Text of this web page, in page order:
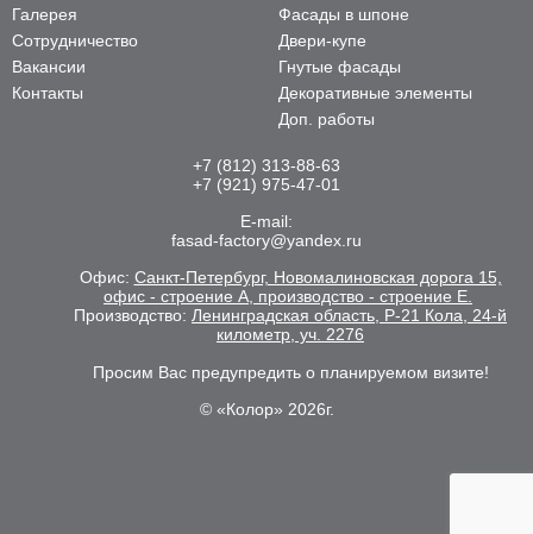
Галерея
Сотрудничество
Вакансии
Контакты
Фасады в шпоне
Двери-купе
Гнутые фасады
Декоративные элементы
Доп. работы
+7 (812) 313-88-63
+7 (921) 975-47-01
E-mail:
fasad-factory@yandex.ru
Офис: Санкт-Петербург, Новомалиновская дорога 15,
офис - строение А, производство - строение Е.
Производство: Ленинградская область, Р-21 Кола, 24-й
километр, уч. 2276
Просим Вас предупредить о планируемом визите!
© «Колор» 2026г.